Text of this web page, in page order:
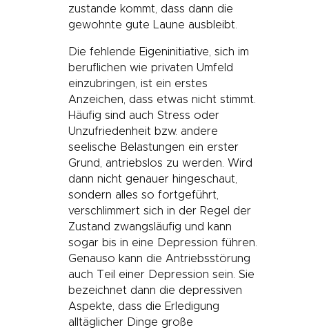
zustande kommt, dass dann die
gewohnte gute Laune ausbleibt.
Die fehlende Eigeninitiative, sich im
beruflichen wie privaten Umfeld
einzubringen, ist ein erstes
Anzeichen, dass etwas nicht stimmt.
Häufig sind auch Stress oder
Unzufriedenheit bzw. andere
seelische Belastungen ein erster
Grund, antriebslos zu werden. Wird
dann nicht genauer hingeschaut,
sondern alles so fortgeführt,
verschlimmert sich in der Regel der
Zustand zwangsläufig und kann
sogar bis in eine Depression führen.
Genauso kann die Antriebsstörung
auch Teil einer Depression sein. Sie
bezeichnet dann die depressiven
Aspekte, dass die Erledigung
alltäglicher Dinge große